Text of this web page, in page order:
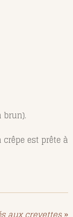
est prête à